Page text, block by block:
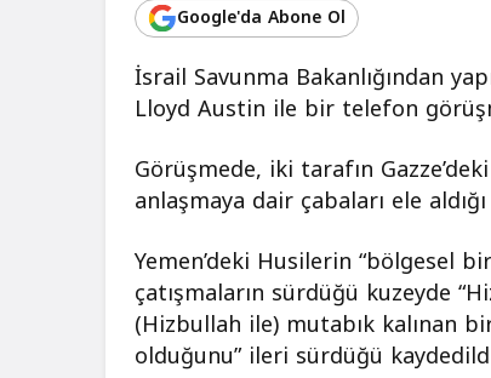
Google'da Abone Ol
İsrail Savunma Bakanlığından
Lloyd Austin ile bir telefon
Görüşmede, iki tarafın
anlaşmaya dair çabaları ele
Yemen’deki Husilerin “bölgesel
çatışmaların sürdüğü kuzeyde
(Hizbullah ile) mutabık kalınan
olduğunu” ileri sürdüğü